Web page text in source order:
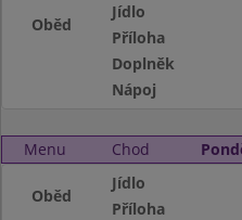
Oběd
Jídlo
Příloha
Doplněk
Nápoj
Menu Chod
Oběd
Jídlo
Příloha